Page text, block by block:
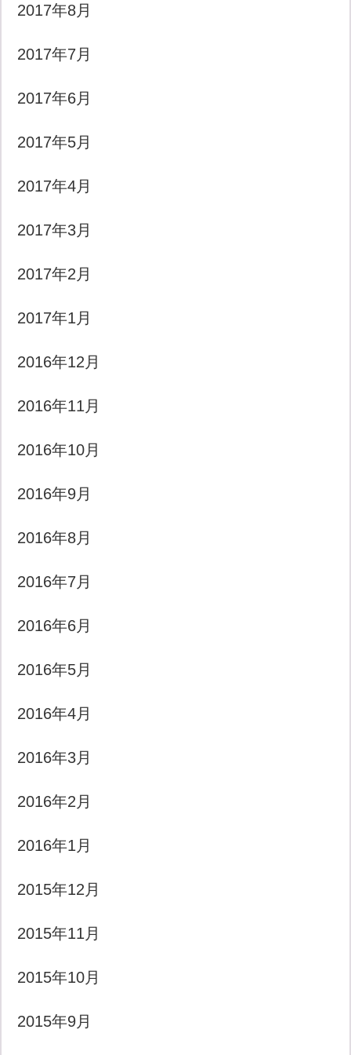
2017年8月
2017年7月
2017年6月
2017年5月
2017年4月
2017年3月
2017年2月
2017年1月
2016年12月
2016年11月
2016年10月
2016年9月
2016年8月
2016年7月
2016年6月
2016年5月
2016年4月
2016年3月
2016年2月
2016年1月
2015年12月
2015年11月
2015年10月
2015年9月